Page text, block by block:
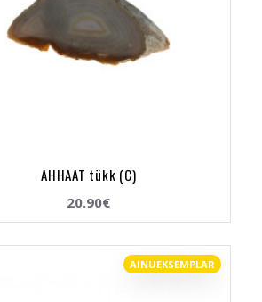
AHHAAT tükk (C)
20.90€
AINUEKSEMPLAR